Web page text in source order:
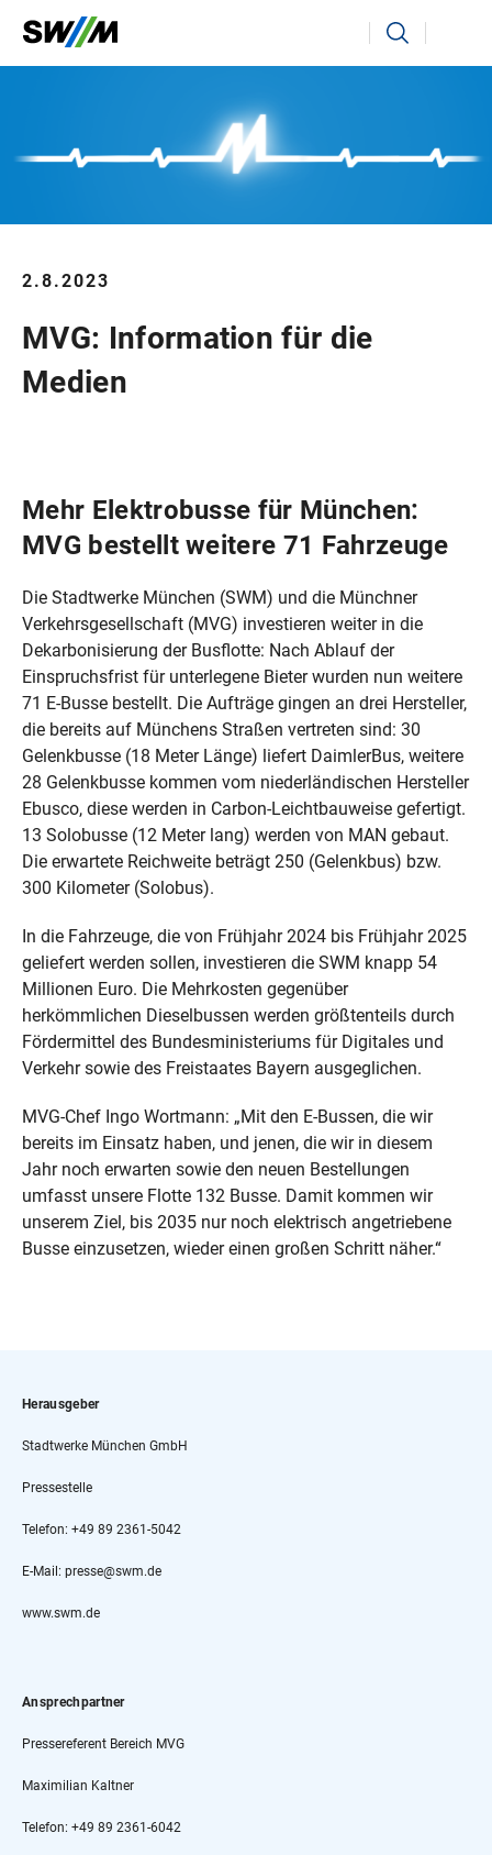
Ihr Suchbegriff Suchen
2.8.2023
MVG: Information für die
Medien
Mehr Elektrobusse für München:
MVG bestellt weitere 71 Fahrzeuge
Die Stadtwerke München (SWM) und die Münchner
Verkehrsgesellschaft (MVG) investieren weiter in die
Dekarbonisierung der Busflotte: Nach Ablauf der
Einspruchsfrist für unterlegene Bieter wurden nun weitere
71 E-Busse bestellt. Die Aufträge gingen an drei Hersteller,
die bereits auf Münchens Straßen vertreten sind: 30
Gelenkbusse (18 Meter Länge) liefert DaimlerBus, weitere
28 Gelenkbusse kommen vom niederländischen Hersteller
Ebusco, diese werden in Carbon-Leichtbauweise gefertigt.
13 Solobusse (12 Meter lang) werden von MAN gebaut.
Die erwartete Reichweite beträgt 250 (Gelenkbus) bzw.
300 Kilometer (Solobus).
In die Fahrzeuge, die von Frühjahr 2024 bis Frühjahr 2025
geliefert werden sollen, investieren die SWM knapp 54
Millionen Euro. Die Mehrkosten gegenüber
herkömmlichen Dieselbussen werden größtenteils durch
Fördermittel des Bundesministeriums für Digitales und
Verkehr sowie des Freistaates Bayern ausgeglichen.
MVG-Chef Ingo Wortmann: „Mit den E-Bussen, die wir
bereits im Einsatz haben, und jenen, die wir in diesem
Jahr noch erwarten sowie den neuen Bestellungen
umfasst unsere Flotte 132 Busse. Damit kommen wir
unserem Ziel, bis 2035 nur noch elektrisch angetriebene
Busse einzusetzen, wieder einen großen Schritt näher.“
Herausgeber
Stadtwerke München GmbH
Pressestelle
Telefon: +49 89 2361-5042
E-Mail: presse@swm.de
www.swm.de
Ansprechpartner
Pressereferent Bereich MVG
Maximilian Kaltner
Telefon: +49 89 2361-6042